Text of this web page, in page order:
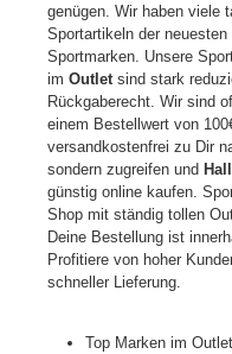
genügen. Wir haben viele
Sportartikeln der
Sportmarken. Unsere
im Outlet sind stark
Rückgaberecht. Wir sind
einem Bestellwert von
versandkostenfrei zu Dir
sondern zugreifen und
günstig online kaufen.
Shop mit ständig tollen
Deine Bestellung ist
Profitiere von hoher
schneller Lieferung.
Top Marken im Outlet